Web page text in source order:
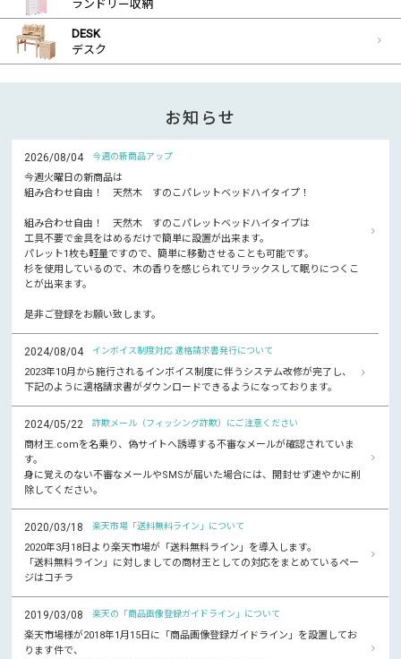
ランドリー収納
DESK
デスク
お知らせ
2026/08/04 今週の新商品アップ
今週火曜日の新商品は
組み合わせ自由！ 天然木 すのこパレットベッドハイタイプ！
組み合わせ自由！ 天然木 すのこパレットベッドハイタイプは
工具不要で金具をはめるだけで簡単に設置が出来ます。
パレット1枚も軽量ですので、簡単に移動させることも可能です。
杉を使用しているので、木の香りを感じられてリラックスして眠りにつくこ
とが出来ます。
是非ご登録をお願い致します。
2024/08/04 インボイス制度対応 適格請求書発行について
2023年10月から施行されるインボイス制度に伴うシステム改修が完了し、
下記のように適格請求書がダウンロードできるようになっております。
2024/05/22 詐欺メール（フィッシング詐欺）にご注意ください
商材王.comを名乗り、偽サイトへ誘導する不審なメールが確認されていま
す。
身に覚えのない不審なメールやSMSが届いた場合には、開封せず速やかに削
除してください。
2020/03/18 楽天市場「送料無料ライン」について
2020年3月18日より楽天市場が「送料無料ライン」を導入します。
「送料無料ライン」に対しましての商材王としての対応をまとめているペー
ジはコチラ
2019/03/08 楽天の「商品画像登録ガイドライン」について
楽天市場様が2018年1月15日に「商品画像登録ガイドライン」を設置してお
ります件で、